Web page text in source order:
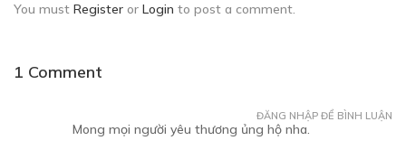
You must Register or Login to post a comment.
1 Comment
Mong mọi người yêu thương ủng hộ nha.
ĐĂNG NHẬP ĐỂ BÌNH LUẬN